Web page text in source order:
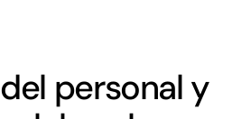
personal y